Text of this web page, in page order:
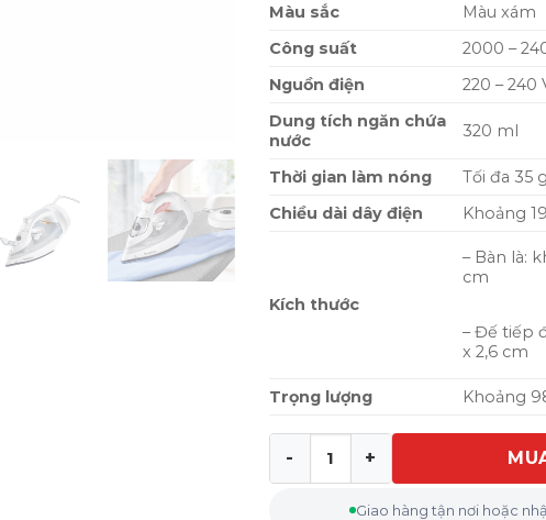
Màu sắc
Màu xám
Công suất
2000 –
Nguồn điện
220 – 240
Dung tích ngăn chứa
nước
320 ml
Thời gian làm nóng
Tối đa 35
Chiều dài dây điện
Khoảng
Kích thước
– Bàn là:
cm
– Đế tiếp
x 2,6 cm
Trọng lượng Khoảng
Bàn là hơi nước không dây
Giao hàng tận nơi hoặc